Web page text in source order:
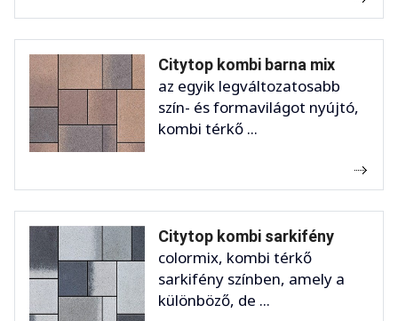
Citytop kombi barna mix
az egyik legváltozatosabb
szín- és formavilágot nyújtó,
kombi térkő ...
Citytop kombi sarkifény
colormix, kombi térkő
sarkifény színben, amely a
különböző, de ...